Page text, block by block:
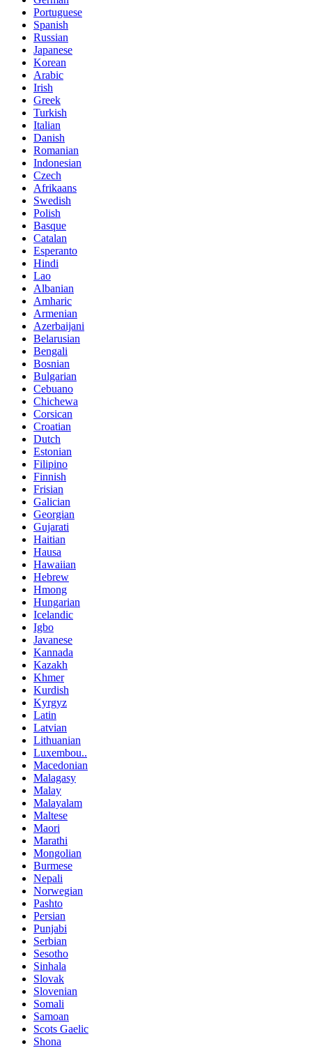
Portuguese
Spanish
Russian
Japanese
Korean
Arabic
Irish
Greek
Turkish
Italian
Danish
Romanian
Indonesian
Czech
Afrikaans
Swedish
Polish
Basque
Catalan
Esperanto
Hindi
Lao
Albanian
Amharic
Armenian
Azerbaijani
Belarusian
Bengali
Bosnian
Bulgarian
Cebuano
Chichewa
Corsican
Croatian
Dutch
Estonian
Filipino
Finnish
Frisian
Galician
Georgian
Gujarati
Haitian
Hausa
Hawaiian
Hebrew
Hmong
Hungarian
Icelandic
Igbo
Javanese
Kannada
Kazakh
Khmer
Kurdish
Kyrgyz
Latin
Latvian
Lithuanian
Luxembou..
Macedonian
Malagasy
Malay
Malayalam
Maltese
Maori
Marathi
Mongolian
Burmese
Nepali
Norwegian
Pashto
Persian
Punjabi
Serbian
Sesotho
Sinhala
Slovak
Slovenian
Somali
Samoan
Scots Gaelic
Shona